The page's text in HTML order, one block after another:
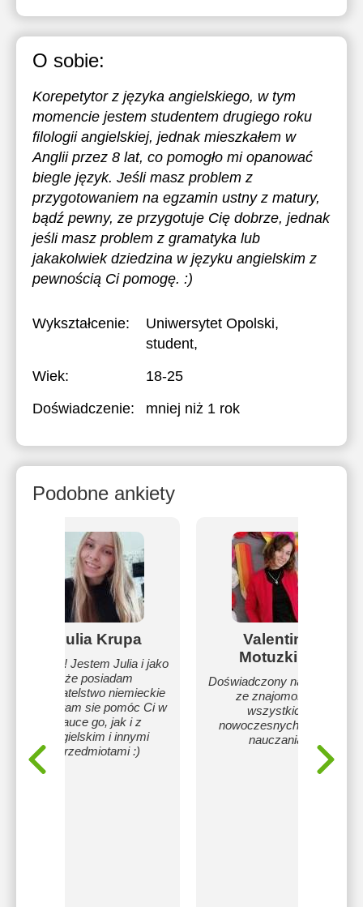
O sobie:
Korepetytor z języka angielskiego, w tym
momencie jestem studentem drugiego roku
filologii angielskiej, jednak mieszkałem w
Anglii przez 8 lat, co pomogło mi opanować
biegle język. Jeśli masz problem z
przygotowaniem na egzamin ustny z matury,
bądź pewny, ze przygotuje Cię dobrze, jednak
jeśli masz problem z gramatyka lub
jakakolwiek dziedzina w języku angielskim z
pewnością Ci pomogę. :)
Wykształcenie: Uniwersytet Opolski,
student,
Wiek:
18-25
Doświadczenie:
mniej niż 1 rok
Podobne ankiety
Julia Krupa
Cześć! Jestem Julia i jako
że posiadam
obywatelstwo niemieckie
postaram sie pomóc Ci w
nauce go, jak i z
angielskim i innymi
przedmiotami :)
Valentina
Motuzkina
Doświadczony nauczyciel
ze znajomością
wszystkich
nowoczesnych metod
nauczania.